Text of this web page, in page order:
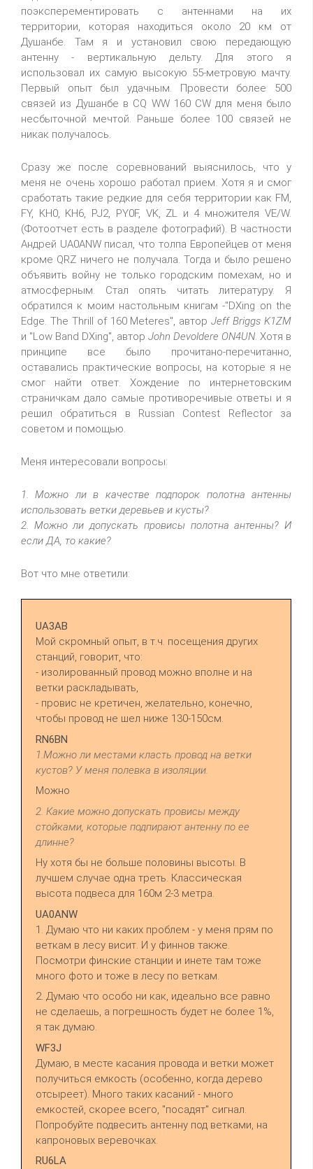
поэксперементировать с антеннами на их
территории, которая находиться около 20 км от
Душанбе. Там я и установил свою передающую
антенну - вертикальную дельту. Для этого я
использовал их самую высокую 55-метровую мачту.
Первый опыт был удачным. Провести более 500
связей из Душанбе в CQ WW 160 CW для меня было
несбыточной мечтой. Раньше более 100 связей не
никак получалось.
Сразу же после соревнований выяснилось, что у
меня не очень хорошо работал прием. Хотя я и смог
сработать такие редкие для себя территории как FM,
FY, KH0, KH6, PJ2, PY0F, VK, ZL и 4 множителя VE/W.
(Фотоотчет есть в разделе фотографий). В частности
Андрей UA0ANW писал, что толпа Европейцев от меня
кроме QRZ ничего не получала. Тогда и было решено
объявить войну не только городским помехам, но и
атмосферным. Стал опять читать литературу. Я
обратился к моим настольным книгам -"DXing on the
Edge. The Thrill of 160 Meteres", авторJeff Briggs K1ZM
и "Low Band DXing", автор John Devoldere ON4UN. Хотя в
принципе все было прочитано-перечитанно,
оставались практические вопросы, на которые я не
смог найти ответ. Хождение по интернетовским
страничкам дало самые противоречивые ответы и я
решил обратиться в Russian Contest Reflector за
советом и помощью.
Меня интересовали вопросы:
1. Можно ли в качестве подпорок полотна антенны
использовать ветки деревьев и кусты?
2. Можно ли допускать провисы полотна антенны? И
если ДА, то какие?
Вот что мне ответили:
UA3AB
Мой скромный опыт, в т.ч. посещения других
станций, говорит, что:
- изолированный провод можно вполне и на
ветки раскладывать,
- провис не кретичен, желательно, конечно,
чтобы провод не шел ниже 130-150см.
RN6BN
1.Можно ли местами класть провод на ветки
кустов? У меня полевка в изоляции.
Можно
2. Какие можно допускать провисы между
стойками, которые подпирают антенну по ее
длинне?
Ну хотя бы не больше половины высоты. В
лучшем случае одна треть. Классическая
высота подвеса для 160м 2-3 метра.
UA0ANW
1. Думаю что ни каких проблем - у меня прям по
веткам в лесу висит. И у финнов также.
Посмотри финские станции и инете там тоже
много фото и тоже в лесу по веткам.
2. Думаю что особо ни как, идеально все равно
не сделаешь, а погрешность будет не более 1%,
я так думаю.
WF3J
Думаю, в месте касания провода и ветки может
получиться емкость (особенно, когда дерево
отсыреет). Много таких касаний - много
емкостей, скорее всего, "посадят" сигнал.
Попробуйте подвесить антенну под ветками, на
капроновых веревочках.
RU6LA